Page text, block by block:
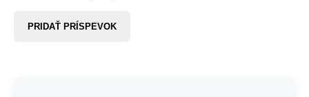
PRIDAŤ PRÍSPEVOK